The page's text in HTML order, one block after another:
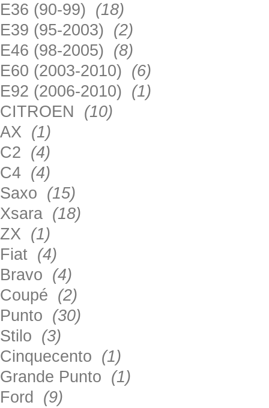
E36 (90-99) (18)
E39 (95-2003) (2)
E46 (98-2005) (8)
E60 (2003-2010) (6)
E92 (2006-2010) (1)
CITROEN (10)
AX (1)
C2 (4)
C4 (4)
Saxo (15)
Xsara (18)
ZX (1)
Fiat (4)
Bravo (4)
Coupé (2)
Punto (30)
Stilo (3)
Cinquecento (1)
Grande Punto (1)
Ford (9)